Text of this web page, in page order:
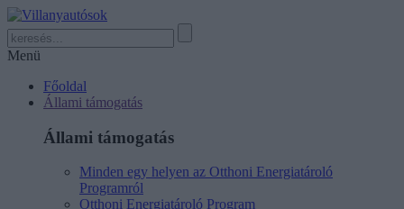
Menü
Főoldal
Állami támogatás
Állami támogatás
Minden egy helyen az Otthoni Energiatároló
Programról
Otthoni Energiatároló Program